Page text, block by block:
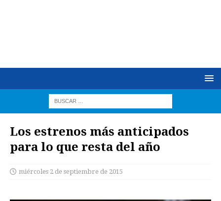
Los estrenos más anticipados
para lo que resta del año
miércoles 2 de septiembre de 2015